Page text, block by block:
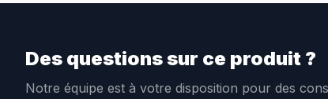
Des questions sur ce produit ?
Notre équipe est à votre disposition pour des